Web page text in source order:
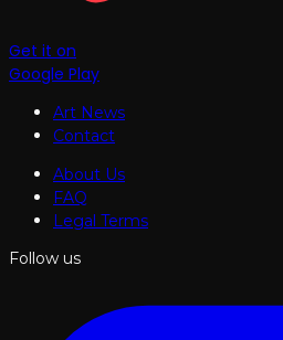
Get it on
Google Play
Art News
Contact
About Us
FAQ
Legal Terms
Follow us